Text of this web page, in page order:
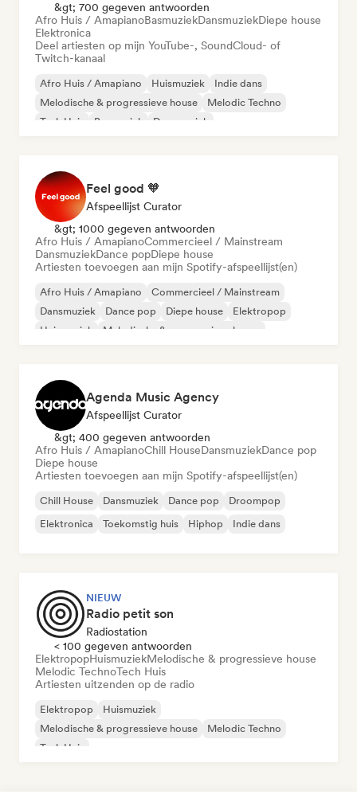
&gt; 700 gegeven antwoorden
Afro Huis / AmapianoBasmuziekDansmuziekDiepe house
Elektronica
Deel artiesten op mijn YouTube-, SoundCloud- of
Twitch-kanaal
Afro Huis / Amapiano Huismuziek
Indie dans
Melodische & progressieve house
Melodic Techno
Tech Huis
Basmuziek Dansmuziek
Feel good 🧡
Afspeellijst Curator
&gt; 1000 gegeven antwoorden
Afro Huis / AmapianoCommercieel / Mainstream
DansmuziekDance popDiepe house
Artiesten toevoegen aan mijn Spotify-afspeellijst(en)
Afro Huis / Amapiano
Commercieel / Mainstream
Dansmuziek
Dance pop Diepe house
Elektropop
Huismuziek
Melodische & progressieve house
Agenda Music Agency
Afspeellijst Curator
&gt; 400 gegeven antwoorden
Afro Huis / AmapianoChill HouseDansmuziekDance pop
Diepe house
Artiesten toevoegen aan mijn Spotify-afspeellijst(en)
Chill House Dansmuziek Dance pop
Droompop
Elektronica
Toekomstig huis Hiphop Indie dans
NIEUW
Radio petit son
Radiostation
< 100 gegeven antwoorden
ElektropopHuismuziekMelodische & progressieve house
Melodic TechnoTech Huis
Artiesten uitzenden op de radio
Elektropop
Huismuziek
Melodische & progressieve house
Melodic Techno
Tech Huis